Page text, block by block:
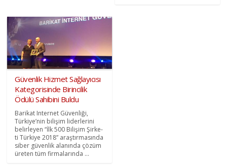
Güvenlik Hizmet Sağlayıcısı
Kategorisinde Birincilik
Ödülü Sahibini Buldu
Barikat Internet Güvenliği,
Türkiye’nin bilişim liderlerini
belirleyen “İlk 500 Bilişim Şirke-
ti Türkiye 2018” araştırmasında
siber güvenlik alanında çözüm
üreten tüm firmalarında ...